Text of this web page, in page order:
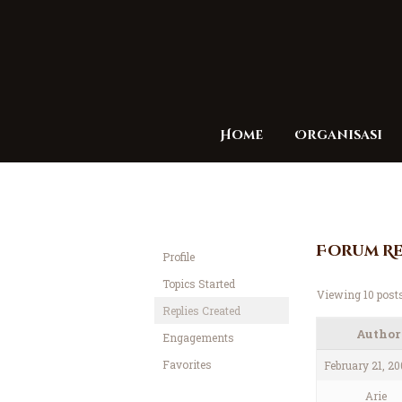
Home Organisasi
Profile
Topics Started
Replies Created
Engagements
Favorites
Forum
Viewing 10
Author
February 21,
Arie